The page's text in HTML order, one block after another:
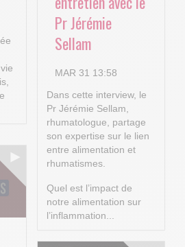
Pr Jérémie
Sellam
MAR 31 13:58
Dans cette interview, le
Pr Jérémie Sellam,
rhumatologue, partage
son expertise sur le lien
entre alimentation et
rhumatismes.
Quel est l’impact de
notre alimentation sur
l’inflammation...